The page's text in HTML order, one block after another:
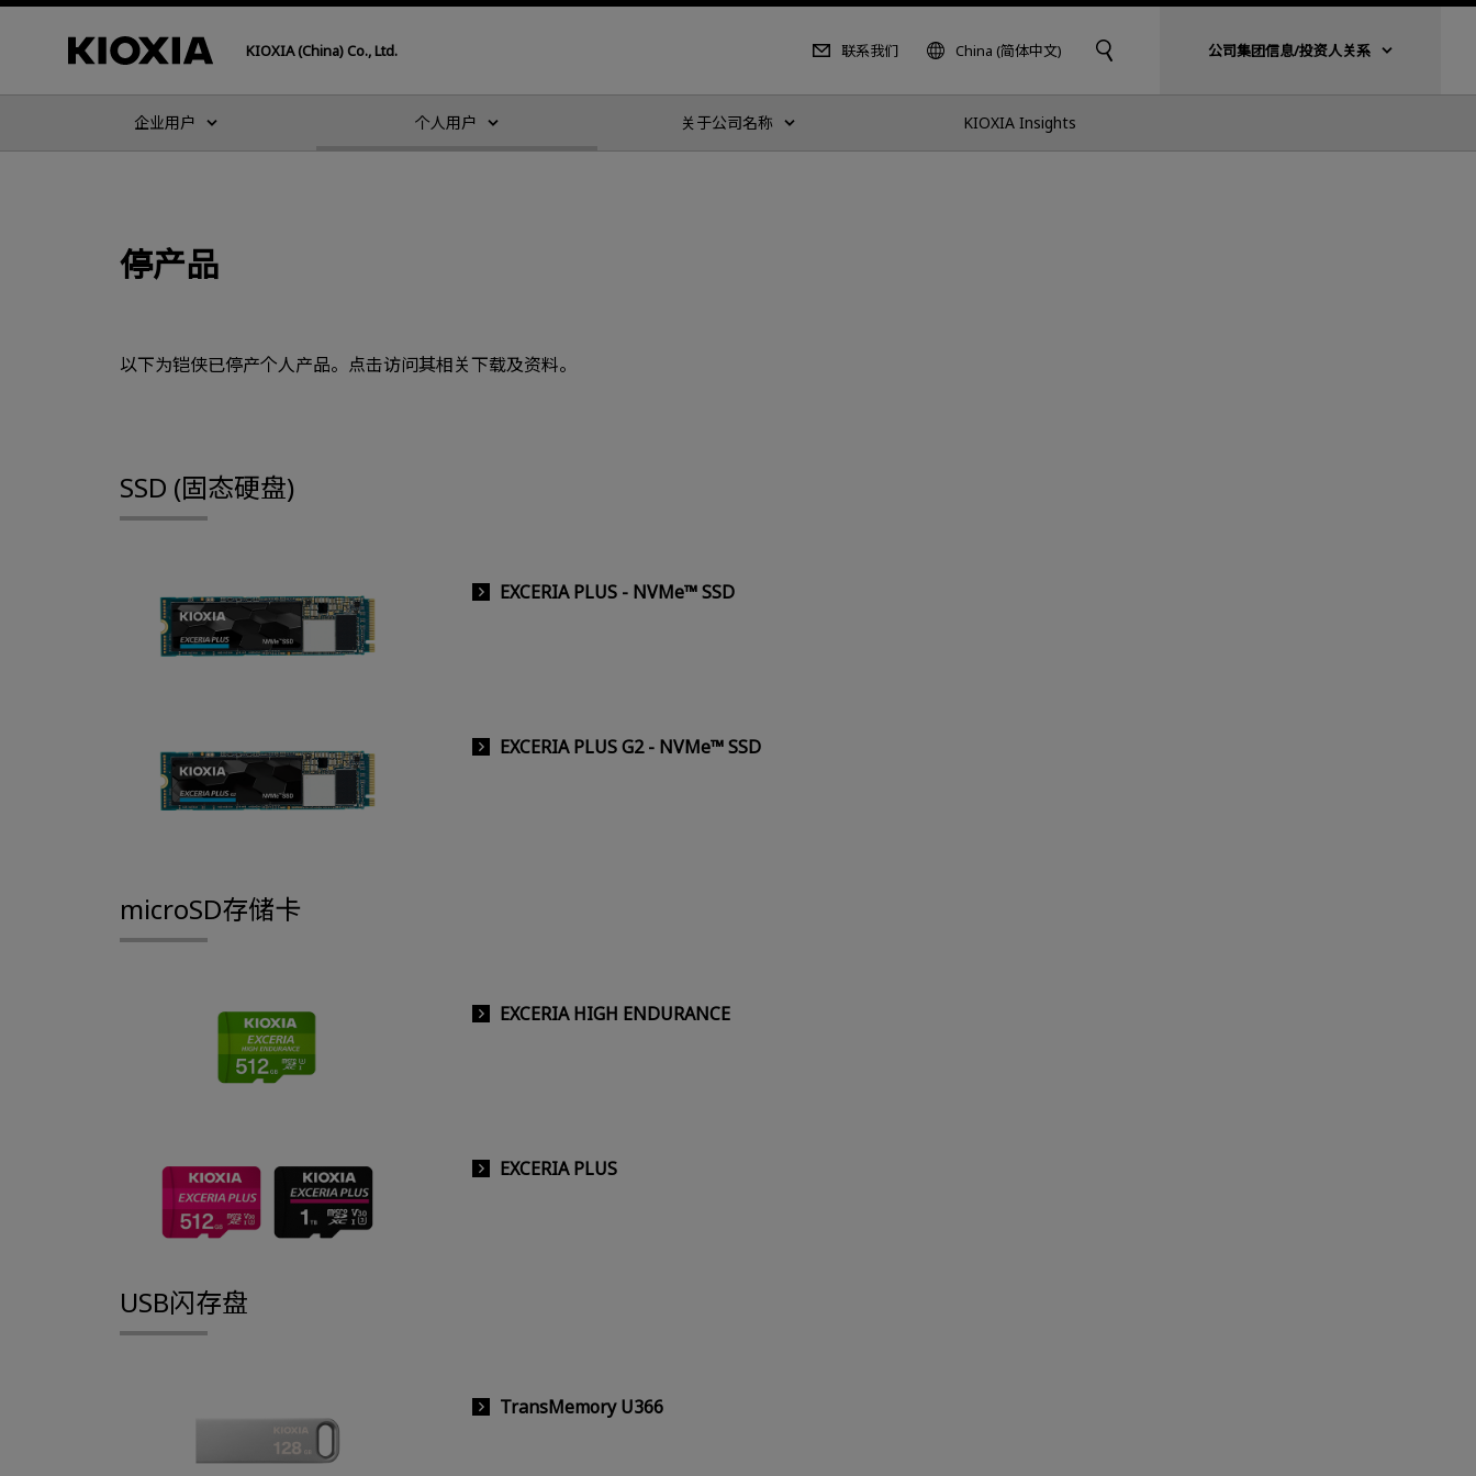
KIOXIA (China) Co., Ltd. 联系我们 China (简体中文) 公司集团信息/投资人关系
企业用户 个人用户 关于公司名称 KIOXIA Insights
停产品
以下为铠侠已停产个人产品。点击访问其相关下载及资料。
SSD (固态硬盘)
EXCERIA PLUS - NVMe™ SSD
EXCERIA PLUS G2 - NVMe™ SSD
microSD存储卡
EXCERIA HIGH ENDURANCE
EXCERIA PLUS
USB闪存盘
TransMemory U366